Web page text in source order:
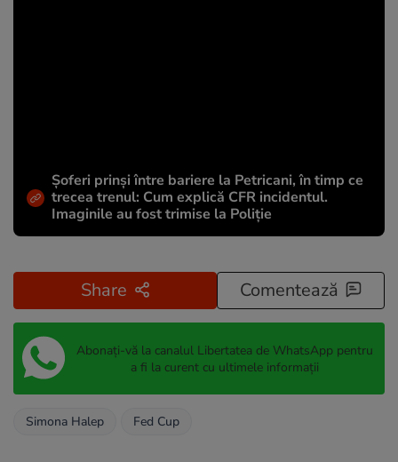
Șoferi prinși între bariere la Petricani, în timp ce
trecea trenul: Cum explică CFR incidentul.
Imaginile au fost trimise la Poliție
Share Comentează
Abonați-vă la canalul Libertatea de WhatsApp pentru
a fi la curent cu ultimele informații
Simona Halep Fed Cup